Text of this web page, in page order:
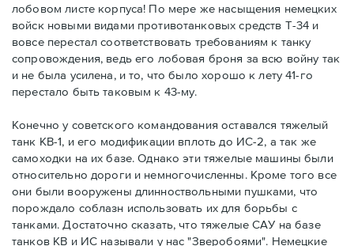
лобовом листе корпуса! По мере же насыщения немецких
войск новыми видами противотанковых средств Т-34 и
вовсе перестал соответствовать требованиям к танку
сопровождения, ведь его лобовая броня за всю войну так
и не была усилена, и то, что было хорошо к лету 41-го
перестало быть таковым к 43-му.
Конечно у советского командования оставался тяжелый
танк КВ-1, и его модификации вплоть до ИС-2, а так же
самоходки на их базе. Однако эти тяжелые машины были
относительно дороги и немногочисленны. Кроме того все
они были вооружены длинноствольными пушками, что
порождало соблазн использовать их для борьбы с
танками. Достаточно сказать, что тяжелые САУ на базе
танков КВ и ИС называли у нас "Зверобоями". Немецкие